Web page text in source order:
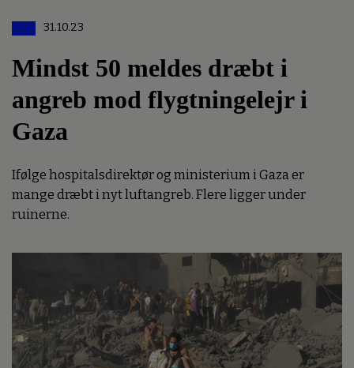
31.10.23
Mindst 50 meldes dræbt i
angreb mod flygtningelejr i
Gaza
Ifølge hospitalsdirektør og ministerium i Gaza er
mange dræbt i nyt luftangreb. Flere ligger under
ruinerne.